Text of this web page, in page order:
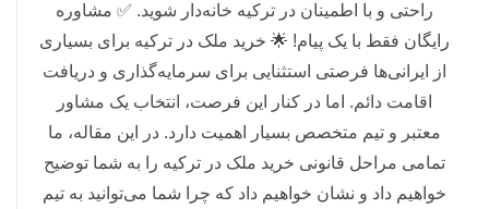
راحتی و با اطمینان در ترکیه خانه‌دار شوید. ✅ مشاوره
رایگان فقط با یک پیام! 🌟 خرید ملک در ترکیه برای بسیاری
از ایرانی‌ها فرصتی استثنایی برای سرمایه‌گذاری و دریافت
اقامت دائم. اما در کنار این فرصت، انتخاب یک مشاور
معتبر و تیم متخصص بسیار اهمیت دارد. در این مقاله، ما
تمامی مراحل قانونی خرید ملک در ترکیه را به شما توضیح
خواهیم داد و نشان خواهیم داد که چرا شما می‌توانید به تیم